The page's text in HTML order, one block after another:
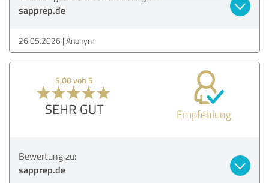
sapprep.de
26.05.2026 Anonym
5,00 von 5
SEHR GUT Empfehlung
Bewertung zu:
sapprep.de